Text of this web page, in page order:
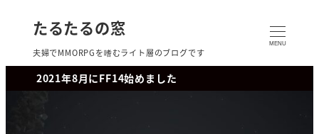
たるたるの窓
夫婦でMMORPGを嗜むライト層のブログです
MENU
2021年8月にFF14始めました